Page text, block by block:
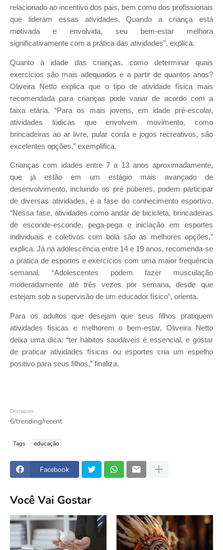
relacionado ao incentivo dos pais, bem como dos profissionais
que lideram essas atividades. Quando a criança está
motivada e envolvida, seu bem-estar melhora
significativamente com a prática das atividades”, explica.
Quanto à idade das crianças, como determinar quais
exercícios são mais adequados e a partir de quantos anos?
Oliveira Netto explica que o tipo de atividade física mais
recomendada para crianças pode variar de acordo com a
faixa etária. “Para os mais jovens, em idade pré-escolar,
atividades lúdicas que envolvem movimento, como
brincadeiras ao ar livre, pular corda e jogos recreativos, são
excelentes opções,” exemplifica.
Crianças com idades entre 7 a 13 anos aproximadamente,
que já estão em um estágio mais avançado de
desenvolvimento, incluindo os pré púberes, podem participar
de diversas atividades, é a fase do conhecimento esportivo.
“Nessa fase, atividades como andar de bicicleta, brincadeiras
de esconde-esconde, pega-pega e iniciação em esportes
individuais e coletivos com bola são as melhores opções,”
explica. Já na adolescência entre 14 e 19 anos, recomenda-se
a prática de esportes e exercícios com uma maior frequência
semanal. “Adolescentes podem fazer musculação
moderadamente até três vezes por semana, desde que
estejam sob a supervisão de um educador físico”, orienta.
Para os adultos que desejam que seus filhos pratiquem
atividades físicas e melhorem o bem-estar, Oliveira Netto
deixa uma dica: “ter hábitos saudáveis é essencial, e gostar
de praticar atividades físicas ou esportes cria um espelho
positivo para seus filhos,” finaliza.
Destaques
6/trending/recent
Tags educação
Facebook
Você Vai Gostar